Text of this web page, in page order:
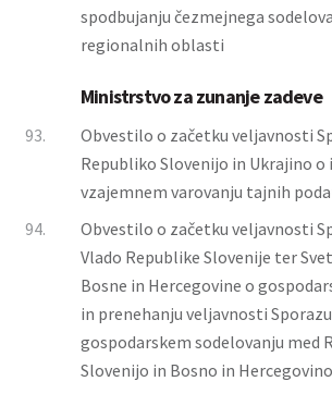
spodbujanju čezmejnega
regionalnih oblasti
Ministrstvo za zunanje zadeve
93.
Obvestilo o začetku veljavnosti
Republiko Slovenijo in Ukrajino o
vzajemnem varovanju tajnih
94.
Obvestilo o začetku veljavnosti
Vlado Republike Slovenije ter
Bosne in Hercegovine o
in prenehanju veljavnosti
gospodarskem sodelovanju med
Slovenijo in Bosno in Hercegovino